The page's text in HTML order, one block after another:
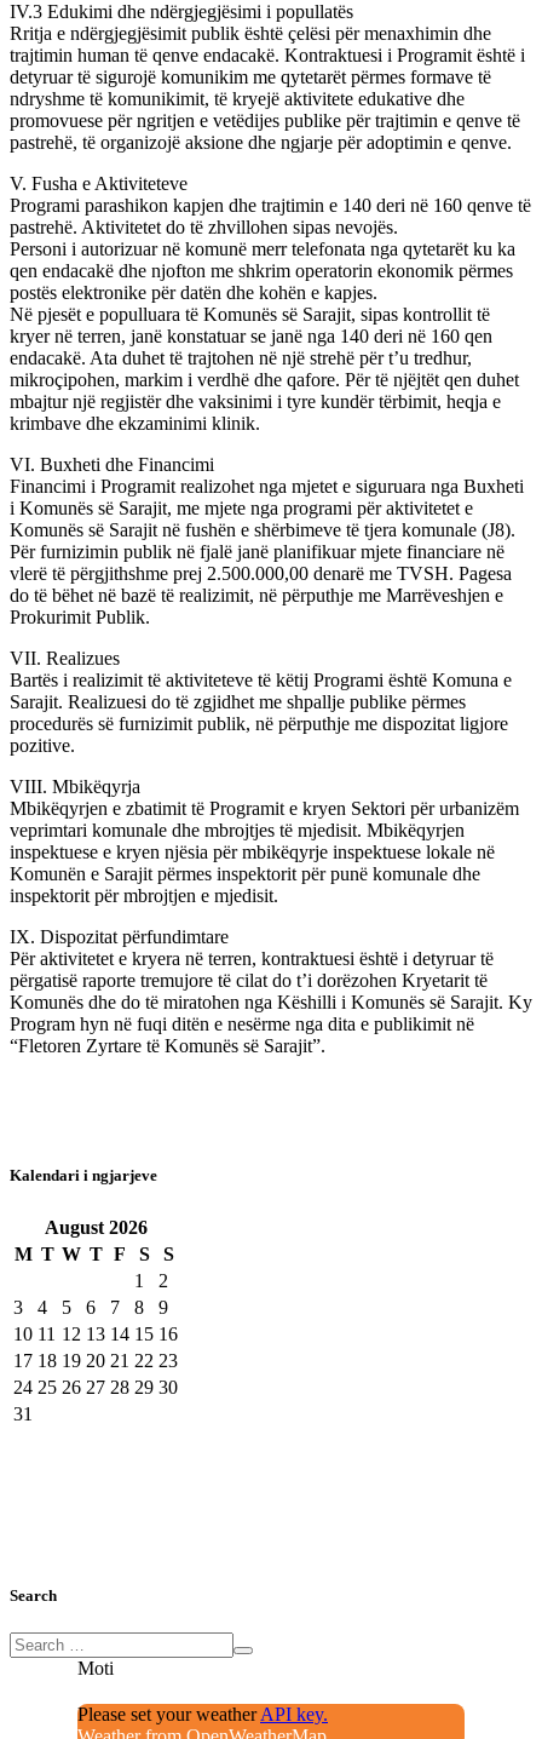
IV.3 Edukimi dhe ndërgjegjësimi i popullatës
Rritja e ndërgjegjësimit publik është çelësi për menaxhimin dhe
trajtimin human të qenve endacakë. Kontraktuesi i Programit është i
detyruar të sigurojë komunikim me qytetarët përmes formave të
ndryshme të komunikimit, të kryejë aktivitete edukative dhe
promovuese për ngritjen e vetëdijes publike për trajtimin e qenve të
pastrehë, të organizojë aksione dhe ngjarje për adoptimin e qenve.
V. Fusha e Aktiviteteve
Programi parashikon kapjen dhe trajtimin e 140 deri në 160 qenve të
pastrehë. Aktivitetet do të zhvillohen sipas nevojës.
Personi i autorizuar në komunë merr telefonata nga qytetarët ku ka
qen endacakë dhe njofton me shkrim operatorin ekonomik përmes
postës elektronike për datën dhe kohën e kapjes.
Në pjesët e populluara të Komunës së Sarajit, sipas kontrollit të
kryer në terren, janë konstatuar se janë nga 140 deri në 160 qen
endacakë. Ata duhet të trajtohen në një strehë për t’u tredhur,
mikroçipohen, markim i verdhë dhe qafore. Për të njëjtët qen duhet
mbajtur një regjistër dhe vaksinimi i tyre kundër tërbimit, heqja e
krimbave dhe ekzaminimi klinik.
VI. Buxheti dhe Financimi
Financimi i Programit realizohet nga mjetet e siguruara nga Buxheti
i Komunës së Sarajit, me mjete nga programi për aktivitetet e
Komunës së Sarajit në fushën e shërbimeve të tjera komunale (J8).
Për furnizimin publik në fjalë janë planifikuar mjete financiare në
vlerë të përgjithshme prej 2.500.000,00 denarë me TVSH. Pagesa
do të bëhet në bazë të realizimit, në përputhje me Marrëveshjen e
Prokurimit Publik.
VII. Realizues
Bartës i realizimit të aktiviteteve të këtij Programi është Komuna e
Sarajit. Realizuesi do të zgjidhet me shpallje publike përmes
procedurës së furnizimit publik, në përputhje me dispozitat ligjore
pozitive.
VIII. Mbikëqyrja
Mbikëqyrjen e zbatimit të Programit e kryen Sektori për urbanizëm
veprimtari komunale dhe mbrojtjes të mjedisit. Mbikëqyrjen
inspektuese e kryen njësia për mbikëqyrje inspektuese lokale në
Komunën e Sarajit përmes inspektorit për punë komunale dhe
inspektorit për mbrojtjen e mjedisit.
IX. Dispozitat përfundimtare
Për aktivitetet e kryera në terren, kontraktuesi është i detyruar të
përgatisë raporte tremujore të cilat do t’i dorëzohen Kryetarit të
Komunës dhe do të miratohen nga Këshilli i Komunës së Sarajit. Ky
Program hyn në fuqi ditën e nesërme nga dita e publikimit në
“Fletoren Zyrtare të Komunës së Sarajit”.
Kalendari i ngjarjeve
August 2026
M T W T F S
S
1
2
3
4 5 6 7 8
9
10 11 12 13 14 15 16
17 18 19 20 21 22 23
24 25 26 27 28 29 30
31
Search
Moti
Please set your weatherAPI key.